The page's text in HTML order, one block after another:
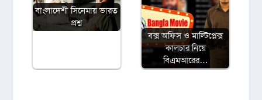
বাংলাদেশী সিনেমায় ভারত
প্রশ্ন
বক্স অফিস ও মাল্টিপ্লেক্স
কালচার নিয়ে
বিএমআরের…